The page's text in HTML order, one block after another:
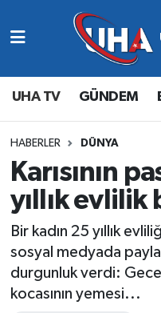
UHA TV GÜNDEM
HABERLER DÜNYA
Karısının
yıllık evlilik
Bir kadın 25 yıllık
sosyal medyada
durgunluk verdi: Gece
kocasının yemesi...
Abone Ol
Gündem
Ekonomi
Magazin
Siyaset
Spor
Yaşam
Nöbetçi Eczaneler
Hava Durumu
Namaz Vakitleri
Trafik Durumu
Süper Lig Puan
Tüm Manşetler
Son Dakika